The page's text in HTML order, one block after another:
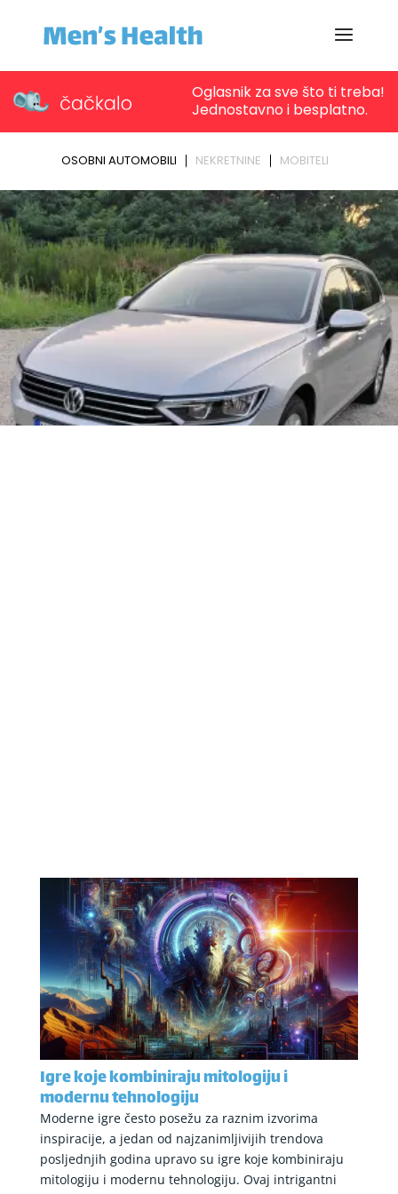
Igre koje kombiniraju mitologiju i
modernu tehnologiju
Moderne igre često posežu za raznim izvorima
inspiracije, a jedan od najzanimljivijih trendova
posljednjih godina upravo su igre koje kombiniraju
mitologiju i modernu tehnologiju. Ovaj intrigantni